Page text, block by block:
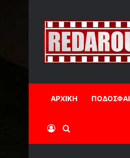
ΑΡΧΙΚΗ
Log InΑναζήτηση